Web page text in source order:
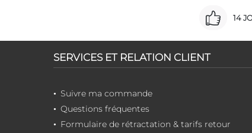
14
SERVICES ET RELATION CLIENT
Suivre ma commande
Questions fréquentes
Formulaire de rétractation & tarifs retour